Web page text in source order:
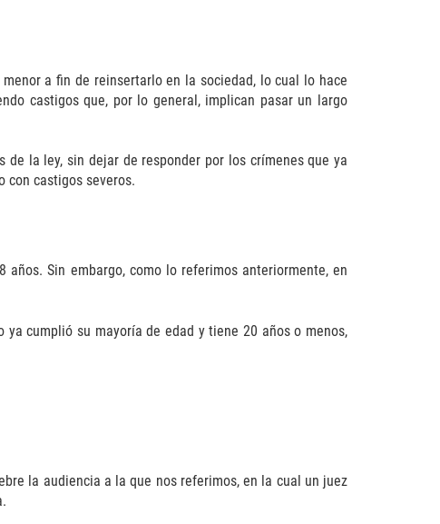
a fin de reinsertarlo en la sociedad, lo cual lo hace
castigos que, por lo general, implican pasar un largo
la ley, sin dejar de responder por los crímenes que ya
con castigos severos.
Sin embargo, como lo referimos anteriormente, en
cumplió su mayoría de edad y tiene 20 años o menos,
la audiencia a la que nos referimos, en la cual un juez